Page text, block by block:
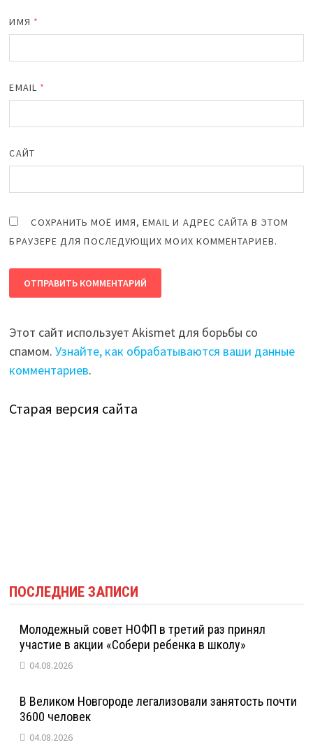
ИМЯ *
EMAIL *
САЙТ
СОХРАНИТЬ МОЁ ИМЯ, EMAIL И АДРЕС САЙТА В ЭТОМ
БРАУЗЕРЕ ДЛЯ ПОСЛЕДУЮЩИХ МОИХ КОММЕНТАРИЕВ.
Этот сайт использует Akismet для борьбы со
спамом.Узнайте, как обрабатываются ваши данные
комментариев.
Старая версия сайта
ПОСЛЕДНИЕ ЗАПИСИ
Молодежный совет НОФП в третий раз принял
участие в акции «Собери ребенка в школу»
04.08.2026
В Великом Новгороде легализовали занятость почти
3600 человек
04.08.2026